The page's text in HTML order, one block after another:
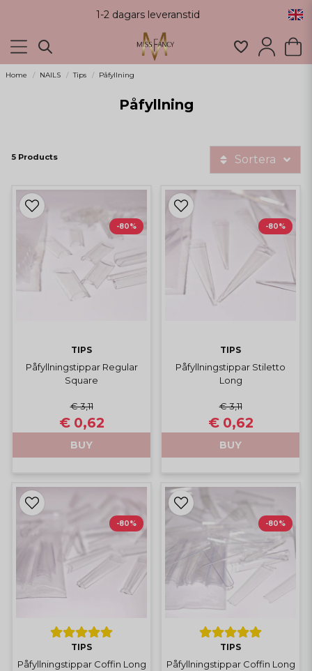
1-2 dagars leveranstid
Home NAILS Tips Påfyllning
Påfyllning
5 Products Sortera
TIPS
Påfyllningstippar Regular
Square
€ 3,11
€ 0,62
BUY
-80%
TIPS
Påfyllningstippar Stiletto
Long
€ 3,11
€ 0,62
BUY
-80%
TIPS
Påfyllningstippar Coffin Long
-80%
TIPS
Påfyllningstippar Coffin Long
-80%